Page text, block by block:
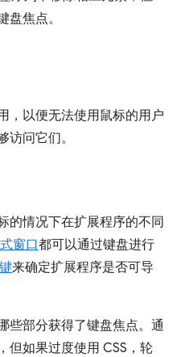
焦点。
，以便无法使用鼠标的用户
问它们。
的情况下在扩展程序的不同
窗口都可以通过键盘进行
来确定扩展程序是否可导
些部分获得了键盘焦点。通
但如果过度使用 CSS，轮